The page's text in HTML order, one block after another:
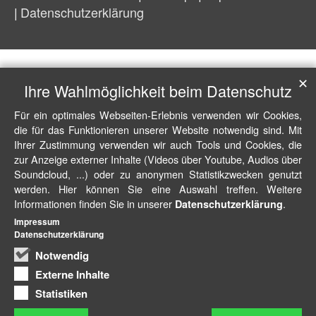
Datenschutzerklärung
Ihre Wahlmöglichkeit beim Datenschutz
Für ein optimales Webseiten-Erlebnis verwenden wir Cookies,
die für das Funktionieren unserer Website notwendig sind. Mit
Ihrer Zustimmung verwenden wir auch Tools und Cookies, die
zur Anzeige externer Inhalte (Videos über Youtube, Audios über
Soundcloud, ...) oder zu anonymen Statistikzwecken genutzt
werden. Hier können Sie eine Auswahl treffen. Weitere
Informationen finden Sie in unserer Datenschutzerklärung.
Notwendig
Externe Inhalte
Statistiken
✕
Impressum
Datenschutzerklärung